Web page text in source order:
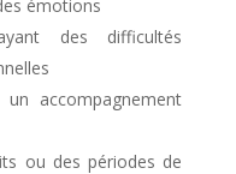
émotions
des difficultés
accompagnement
ou des périodes de